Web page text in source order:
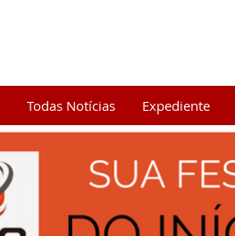
Todas Notícias Expediente